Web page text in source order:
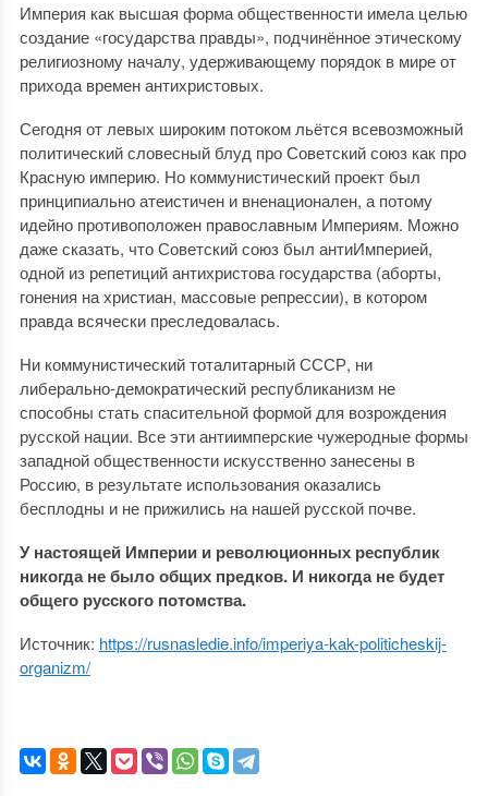
Империя как высшая форма общественности имела целью
создание «государства правды», подчинённое этическому
религиозному началу, удерживающему порядок в мире от
прихода времен антихристовых.
Сегодня от левых широким потоком льётся всевозможный
политический словесный блуд про Советский союз как про
Красную империю. Но коммунистический проект был
принципиально атеистичен и вненационален, а потому
идейно противоположен православным Империям. Можно
даже сказать, что Советский союз был антиИмперией,
одной из репетиций антихристова государства (аборты,
гонения на христиан, массовые репрессии), в котором
правда всячески преследовалась.
Ни коммунистический тоталитарный СССР, ни
либерально-демократический республиканизм не
способны стать спасительной формой для возрождения
русской нации. Все эти антиимперские чужеродные формы
западной общественности искусственно занесены в
Россию, в результате использования оказались
бесплодны и не прижились на нашей русской почве.
У настоящей Империи и революционных республик
никогда не было общих предков. И никогда не будет
общего русского потомства.
Источник: https://rusnasledie.info/imperiya-kak-politicheskij-
organizm/